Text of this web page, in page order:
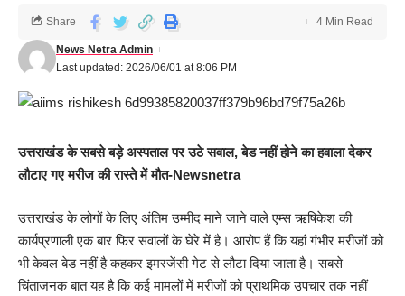
Last updated: 2026/06/01 at 8:06 PM
News Netra Admin
Share 4 Min Read
उत्तराखंड के सबसे बड़े अस्पताल पर उठे सवाल, बेड नहीं होने का हवाला देकर
लौटाए गए मरीज की रास्ते में मौत-Newsnetra
उत्तराखंड के लोगों के लिए अंतिम उम्मीद माने जाने वाले एम्स ऋषिकेश की
कार्यप्रणाली एक बार फिर सवालों के घेरे में है। आरोप हैं कि यहां गंभीर मरीजों को
भी केवल बेड नहीं है कहकर इमरजेंसी गेट से लौटा दिया जाता है। सबसे
चिंताजनक बात यह है कि कई मामलों में मरीजों को प्राथमिक उपचार तक नहीं